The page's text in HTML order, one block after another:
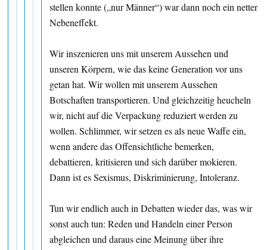
stellen konnte („nur Männer“) war dann noch ein netter
Nebeneffekt.
Wir inszenieren uns mit unserem Aussehen und
unseren Körpern, wie das keine Generation vor uns
getan hat. Wir wollen mit unserem Aussehen
Botschaften transportieren. Und gleichzeitig heucheln
wir, nicht auf die Verpackung reduziert werden zu
wollen. Schlimmer, wir setzen es als neue Waffe ein,
wenn andere das Offensichtliche bemerken,
debattieren, kritisieren und sich darüber mokieren.
Dann ist es Sexismus, Diskriminierung, Intoleranz.
Tun wir endlich auch in Debatten wieder das, was wir
sonst auch tun: Reden und Handeln einer Person
abgleichen und daraus eine Meinung über ihre